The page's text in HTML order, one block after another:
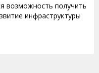
возможность получить
инфраструктуры